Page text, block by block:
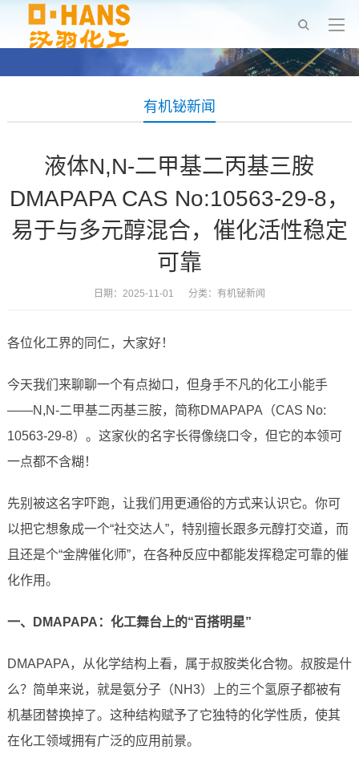
有机铋新闻
液体N,N-二甲基二丙基三胺
DMAPAPA CAS No:10563-29-8，
易于与多元醇混合，催化活性稳定
可靠
日期：2025-11-01 分类： 有机铋新闻
各位化工界的同仁，大家好！
今天我们来聊聊一个有点拗口，但身手不凡的化工小能手
——N,N-二甲基二丙基三胺，简称DMAPAPA（CAS No:
10563-29-8）。这家伙的名字长得像绕口令，但它的本领可
一点都不含糊！
先别被这名字吓跑，让我们用更通俗的方式来认识它。你可
以把它想象成一个“社交达人”，特别擅长跟多元醇打交道，而
且还是个“金牌催化师”，在各种反应中都能发挥稳定可靠的催
化作用。
一、DMAPAPA：化工舞台上的“百搭明星”
DMAPAPA，从化学结构上看，属于叔胺类化合物。叔胺是什
么？简单来说，就是氨分子（NH3）上的三个氢原子都被有
机基团替换掉了。这种结构赋予了它独特的化学性质，使其
在化工领域拥有广泛的应用前景。